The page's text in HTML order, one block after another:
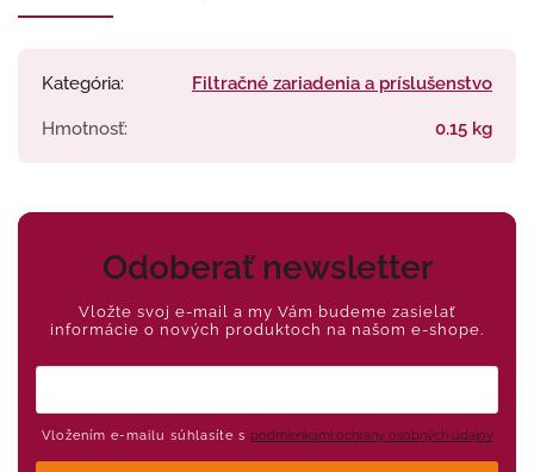
Kategória: Filtračné zariadenia a príslušenstvo
Hmotnosť: 0.15 kg
Odoberať newsletter
Vložte svoj e-mail a my Vám budeme zasielať
informácie o nových produktoch na našom e-shope.
Vložením e-mailu súhlasíte s podmienkami ochrany osobných údajov